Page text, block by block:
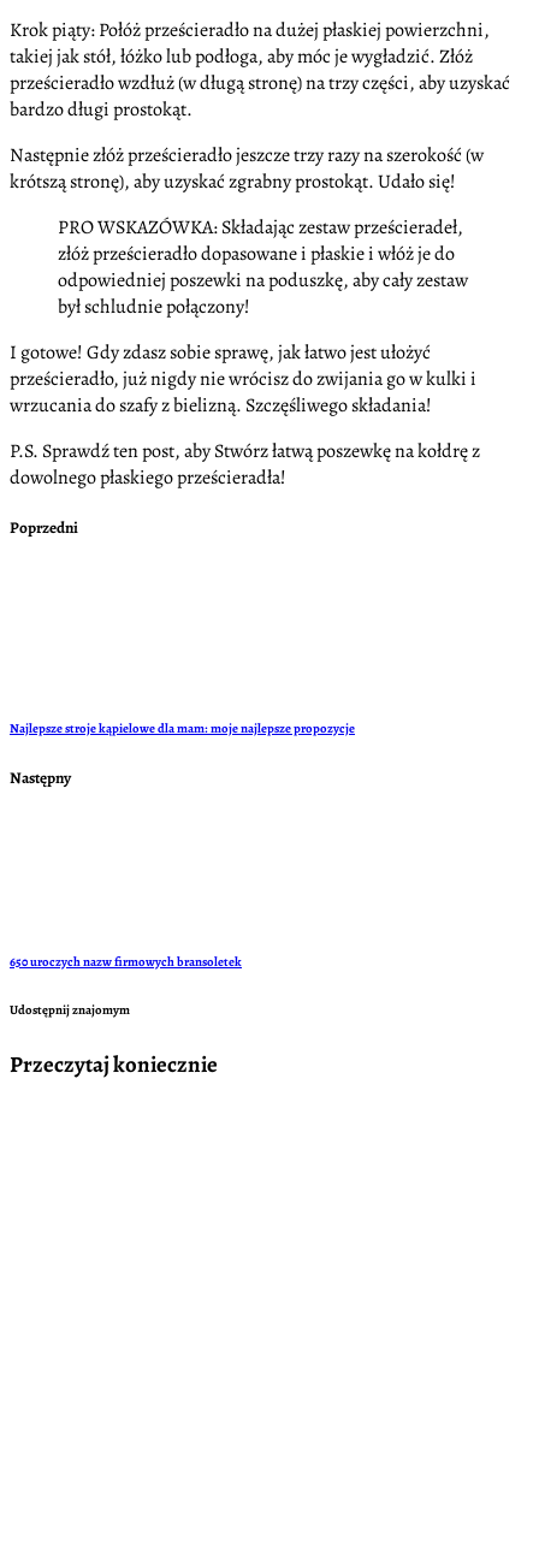
Krok piąty: Połóż prześcieradło na dużej płaskiej powierzchni,
takiej jak stół, łóżko lub podłoga, aby móc je wygładzić. Złóż
prześcieradło wzdłuż (w długą stronę) na trzy części, aby uzyskać
bardzo długi prostokąt.
Następnie złóż prześcieradło jeszcze trzy razy na szerokość (w
krótszą stronę), aby uzyskać zgrabny prostokąt. Udało się!
PRO WSKAZÓWKA: Składając zestaw prześcieradeł,
złóż prześcieradło dopasowane i płaskie i włóż je do
odpowiedniej poszewki na poduszkę, aby cały zestaw
był schludnie połączony!
I gotowe! Gdy zdasz sobie sprawę, jak łatwo jest ułożyć
prześcieradło, już nigdy nie wrócisz do zwijania go w kulki i
wrzucania do szafy z bielizną. Szczęśliwego składania!
P.S. Sprawdź ten post, aby Stwórz łatwą poszewkę na kołdrę z
dowolnego płaskiego prześcieradła!
Poprzedni
Najlepsze stroje kąpielowe dla mam: moje najlepsze propozycje
Następny
650 uroczych nazw firmowych bransoletek
Udostępnij znajomym
Przeczytaj koniecznie